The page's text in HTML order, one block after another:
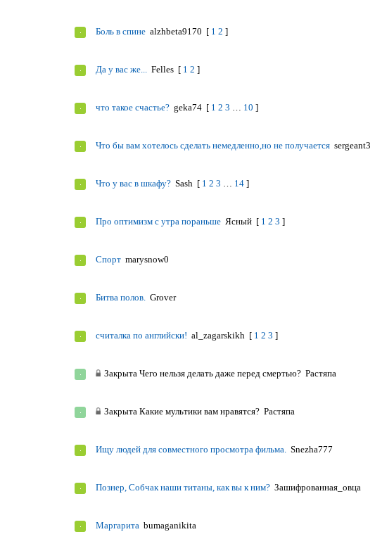
Боль в спине alzhbeta9170 [ 1 2 ]
Да у вас же... Felles [ 1 2 ]
что такое счастье? geka74 [ 1 2 3 … 10 ]
Что бы вам хотелось сделать немедленно,но не получается sergeant3
Что у вас в шкафу? Sash [ 1 2 3 … 14 ]
Про оптимизм с утра пораньше Ясный [ 1 2 3 ]
Спорт marysnow0
Битва полов. Grover
считалка по английски! al_zagarskikh [ 1 2 3 ]
Закрыта Чего нельзя делать даже перед смертью? Растяпа
Закрыта Какие мультики вам нравятся? Растяпа
Ищу людей для совместного просмотра фильма. Snezha777
Познер, Собчак наши титаны, как вы к ним? Зашифрованная_овца
Маргарита bumaganikita